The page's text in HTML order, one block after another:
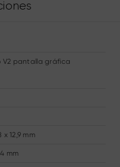
V2 pantalla gráfica
x 12,9 mm
mm